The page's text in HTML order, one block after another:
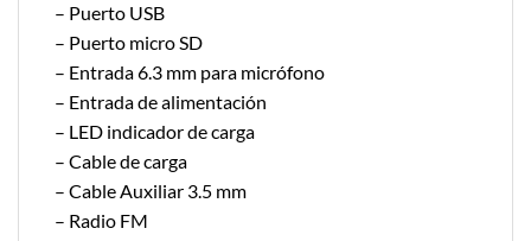
– Puerto USB
– Puerto micro SD
– Entrada 6.3 mm para micrófono
– Entrada de alimentación
– LED indicador de carga
– Cable de carga
– Cable Auxiliar 3.5 mm
– Radio FM